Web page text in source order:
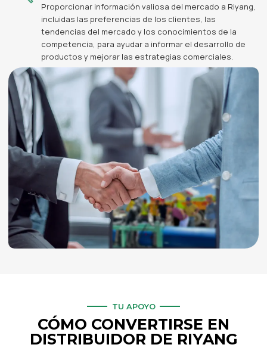
Proporcionar información valiosa del mercado a Riyang,
incluidas las preferencias de los clientes, las
tendencias del mercado y los conocimientos de la
competencia, para ayudar a informar el desarrollo de
productos y mejorar las estrategias comerciales.
TU APOYO
CÓMO CONVERTIRSE EN
DISTRIBUIDOR DE RIYANG